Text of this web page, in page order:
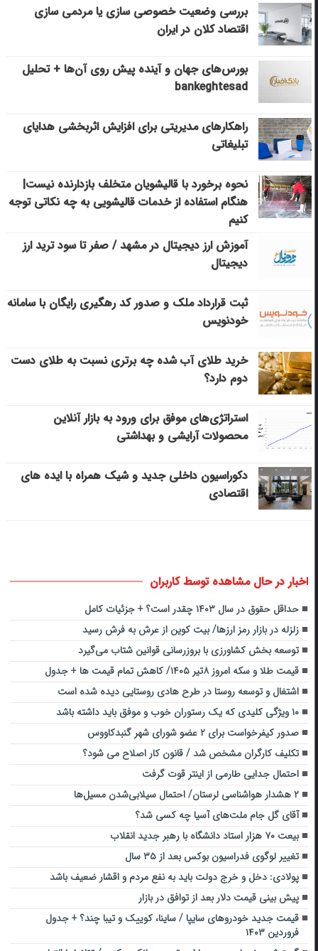
بررسی وضعیت خصوصی سازی یا مردمی سازی
اقتصاد کلان در ایران
بورس‌های جهان و آینده پیش روی آن‌ها + تحلیل
bankeghtesad
راهکارهای مدیریتی برای افزایش اثربخشی هدایای
تبلیغاتی
نحوه برخورد با قالیشویان متخلف بازدارنده نیست|
هنگام استفاده از خدمات قالیشویی به چه نکاتی توجه
کنیم
آموزش ارز دیجیتال در مشهد / صفر تا سود ترید ارز
دیجیتال
ثبت قرارداد ملک و صدور کد رهگیری رایگان با سامانه
خودنویس
خرید طلای آب شده چه برتری نسبت به طلای دست
دوم دارد؟
استراتژی‌های موفق برای ورود به بازار آنلاین
محصولات آرایشی و بهداشتی
دکوراسیون داخلی جدید و شیک همراه با ایده های
اقتصادی
اخبار در حال مشاهده توسط کاربران
حداقل حقوق در سال ۱۴۰۳ چقدر است؟ + جزئیات کامل
زلزله در بازار رمز ارزها/ بیت کوین از عرش به فرش رسید
توسعه بخش کشاورزی با بروزرسانی قوانین شتاب می‌گیرد
قیمت طلا و سکه امروز ۸تیر ۱۴۰۵/ کاهش تمام قیمت ها + جدول
اشتغال و توسعه روستا در طرح هادی روستایی دیده شده است
۱۰ ویژگی کلیدی که یک رستوران خوب و موفق باید داشته باشد
صدور کیفرخواست برای ۲ عضو شورای شهر گنبدکاووس
تکلیف کارگران مشخص شد / قانون کار اصلاح می شود؟
احتمال جدایی طارمی از اینتر قوت گرفت
۲ هشدار هواشناسی لرستان/ احتمال سیلابی‌شدن مسیل‌ها
آقای گل جام ملت‌های آسیا چه کسی شد؟
بیعت ۷۰ هزار استاد دانشگاه با رهبر جدید انقلاب
تغییر لوگوی فدراسیون بوکس بعد از ۳۵ سال
پولادی: دخل و خرج دولت باید به نفع مردم و اقشار ضعیف باشد
پیش بینی قیمت دلار بعد از توافق در بازار
قیمت جدید خودروهای سایپا / ساینا، کوییک و تیبا چند؟ + جدول
فروردین ۱۴۰۳